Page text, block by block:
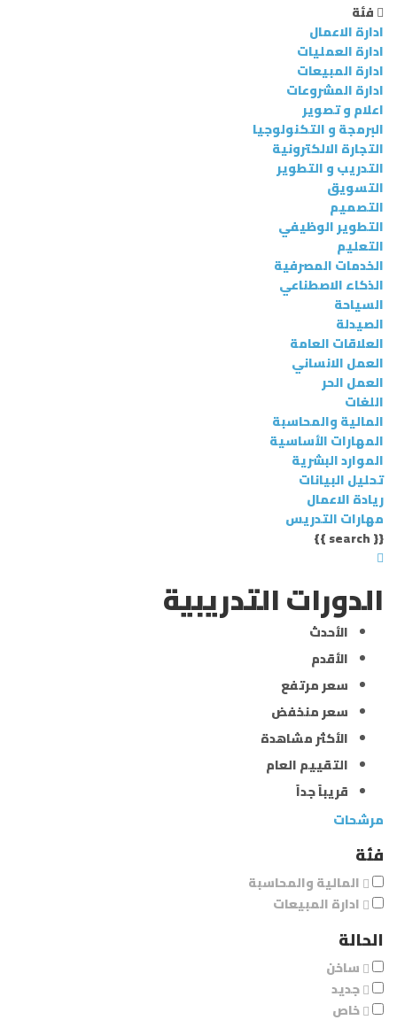
فئة
ادارة الاعمال
ادارة العمليات
ادارة المبيعات
ادارة المشروعات
اعلام و تصوير
البرمجة و التكنولوجيا
التجارة الالكترونية
التدريب و التطوير
التسويق
التصميم
التطوير الوظيفي
التعليم
الخدمات المصرفية
الذكاء الاصطناعي
السياحة
الصيدلة
العلاقات العامة
العمل الانساني
العمل الحر
اللغات
المالية والمحاسبة
المهارات الأساسية
الموارد البشرية
تحليل البيانات
ريادة الاعمال
مهارات التدريس
{{ search }}
الدورات التدريبية
الأحدث
الأقدم
سعر مرتفع
سعر منخفض
الأكثر مشاهدة
التقييم العام
قريباً جداً
مرشحات
فئة
المالية والمحاسبة
ادارة المبيعات
الحالة
ساخن
جديد
خاص